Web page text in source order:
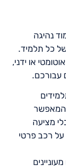
נהיגה
כל תלמיד.
או ידני,
עבורכם.
המאפשר
מציעה
על רכב פרטי